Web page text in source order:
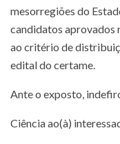
mesorregiões do
candidatos aprovados
ao critério de
edital do certame.
Ante o exposto,
Ciência ao(à)